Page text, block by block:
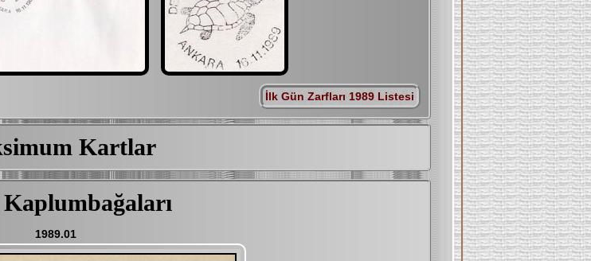
İlk Gün Zarfları 1989 Listesi
Kartlar
1989.01